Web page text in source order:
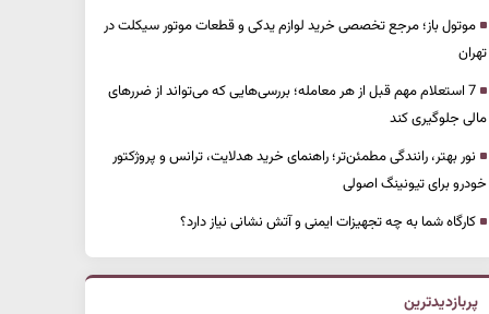
موتول باز؛ مرجع تخصصی خرید لوازم یدکی و قطعات موتور سیکلت در
تهران
7 استعلام مهم قبل از هر معامله؛ بررسی‌هایی که می‌تواند از ضررهای
مالی جلوگیری کند
نور بهتر، رانندگی مطمئن‌تر؛ راهنمای خرید هدلایت، ترانس و پروژکتور
خودرو برای تیونینگ اصولی
کارگاه شما به چه تجهیزات ایمنی و آتش نشانی نیاز دارد؟
پربازدیدترین